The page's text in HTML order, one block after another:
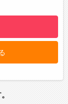
♪
ており、自分
が当社の強み
ます。
翌日に備えま
れ、自分自身